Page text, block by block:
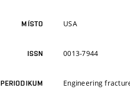
MÍSTO USA
ISSN 0013-7944
PERIODIKUM Engineering